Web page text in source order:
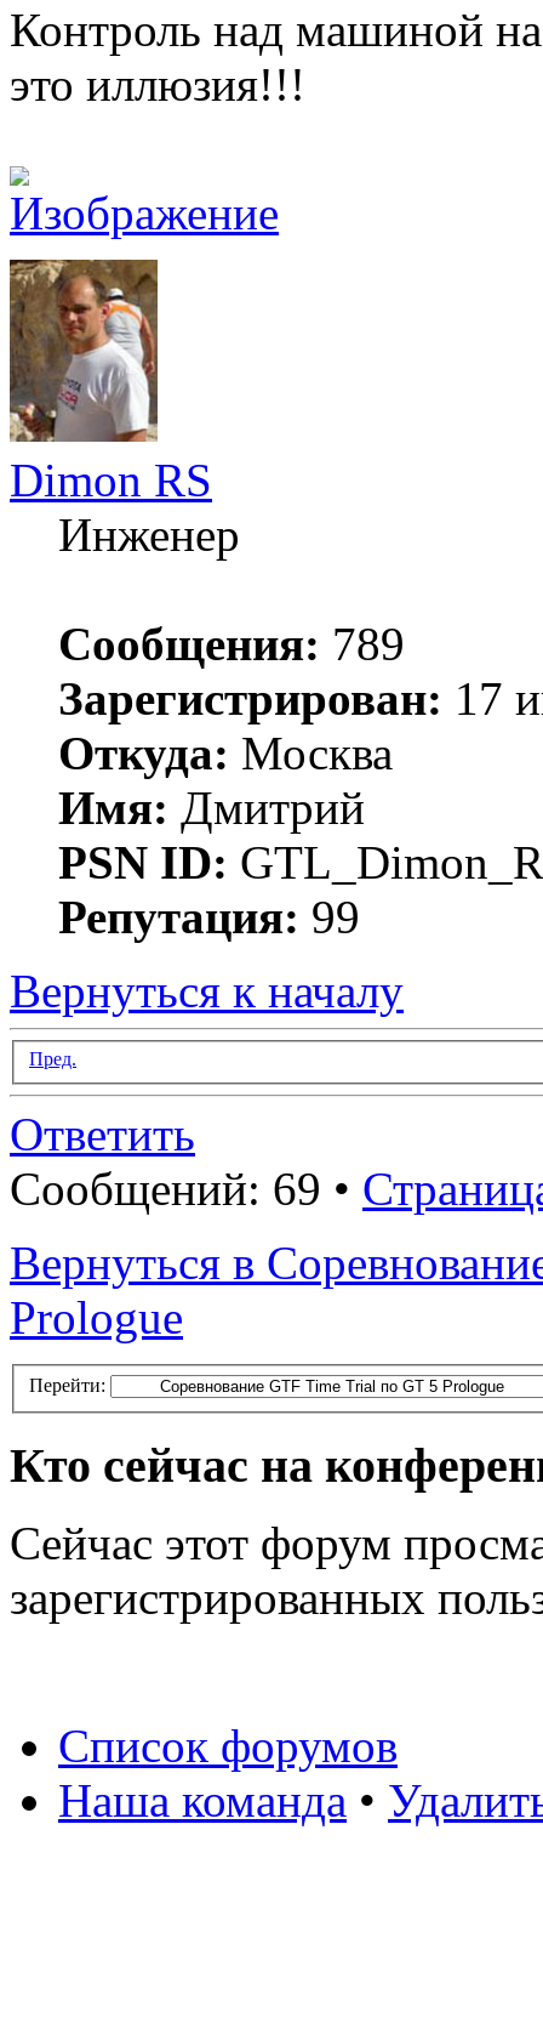
Контроль над машиной
это иллюзия!!!
Dimon RS
Инженер
Сообщения: 789
Зарегистрирован: 17
Откуда: Москва
Имя: Дмитрий
PSN ID:
Репутация: 99
Вернуться к началу
Пред.
Ответить
Сообщений: 69 •
Вернуться в
Prologue
Перейти:
Кто сейчас на
Сейчас этот форум
зарегистрированных
Список форумов
Наша команда •